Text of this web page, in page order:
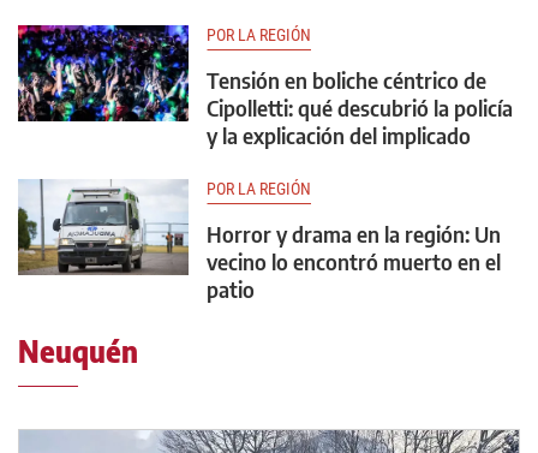
POR LA REGIÓN
Tensión en boliche céntrico de
Cipolletti: qué descubrió la policía
y la explicación del implicado
POR LA REGIÓN
Horror y drama en la región: Un
vecino lo encontró muerto en el
patio
Neuquén